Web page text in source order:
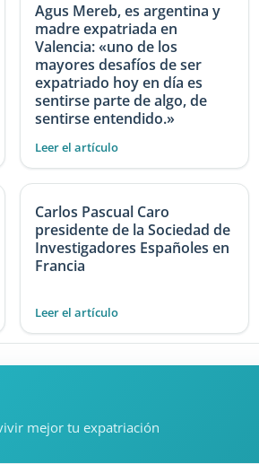
Agus Mereb, es argentina y
madre expatriada en
Valencia: «uno de los
mayores desafíos de ser
expatriado hoy en día es
sentirse parte de algo, de
sentirse entendido.»
Leer el artículo
Carlos Pascual Caro
presidente de la Sociedad de
Investigadores Españoles en
Francia
Leer el artículo
mejor tu expatriación